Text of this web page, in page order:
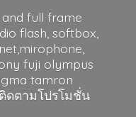
full frame
flash, softbox,
fuji olympus
tamron
ดตามโปรโมชั่น